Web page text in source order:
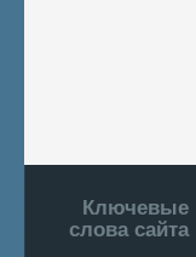
Подвал
Ключевые
слова сайта